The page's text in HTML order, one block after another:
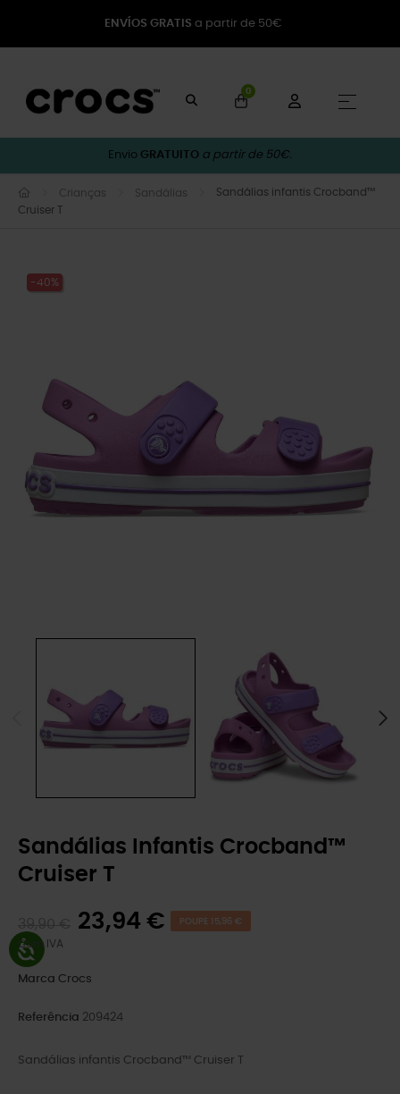
ENVÍOS GRATIS a partir de 50€
0
☰
Envio GRATUITO a partir de 50€.
Crianças Sandálias
Sandálias infantis Crocband™
Cruiser T
-40%
Sandálias Infantis Crocband™
Cruiser T
23,94 € POUPE 15,96 €
Com IVA
Marca Crocs
Referência 209424
Sandálias infantis Crocband™ Cruiser T